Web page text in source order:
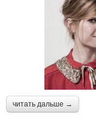
читать дальше →